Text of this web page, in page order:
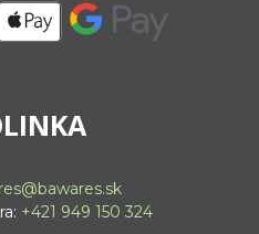
+421 949 150 324